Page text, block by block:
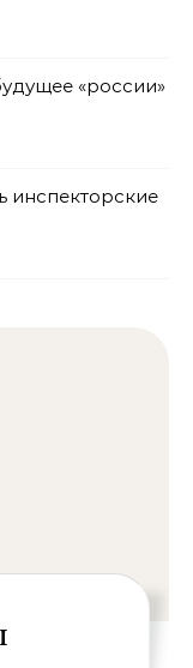
«россии»
инспекторские